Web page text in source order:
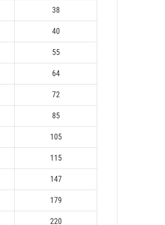
38
40
55
64
72
85
105
115
147
179
220